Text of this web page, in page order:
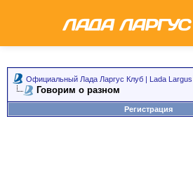
Официальный Лада Ларгус Клуб | Lada Largus
Говорим о разном
Регистрация